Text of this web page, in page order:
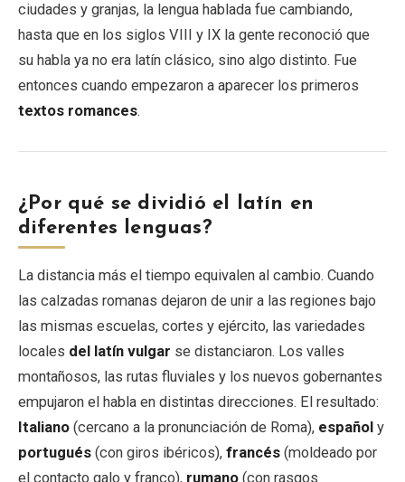
ciudades y granjas, la lengua hablada fue cambiando,
hasta que en los siglos VIII y IX la gente reconoció que
su habla ya no era latín clásico, sino algo distinto. Fue
entonces cuando empezaron a aparecer los primeros
textos romances.
¿Por qué se dividió el latín en
diferentes lenguas?
La distancia más el tiempo equivalen al cambio. Cuando
las calzadas romanas dejaron de unir a las regiones bajo
las mismas escuelas, cortes y ejército, las variedades
locales del latín vulgar se distanciaron. Los valles
montañosos, las rutas fluviales y los nuevos gobernantes
empujaron el habla en distintas direcciones. El resultado:
Italiano (cercano a la pronunciación de Roma), español y
portugués (con giros ibéricos), francés (moldeado por
el contacto galo y franco), rumano (con rasgos